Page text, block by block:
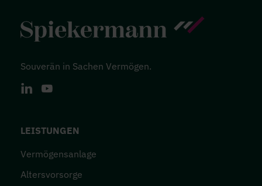
Souverän in Sachen Vermögen.
LinkedIn
Youtube
FOOTER-MENÜ
LEISTUNGEN
Vermögensanlage
Altersvorsorge